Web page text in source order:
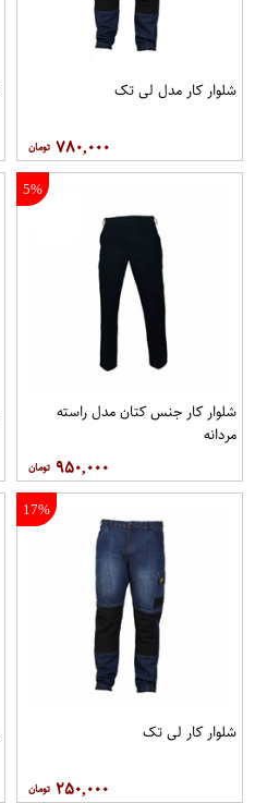
شلوار کار مدل لی تک
۷۸۰,۰۰۰
5%
شلوار کار جنس کتان مدل راسته
مردانه
۹۵۰,۰۰۰
17%
شلوار کار لی تک
۲۵۰,۰۰۰